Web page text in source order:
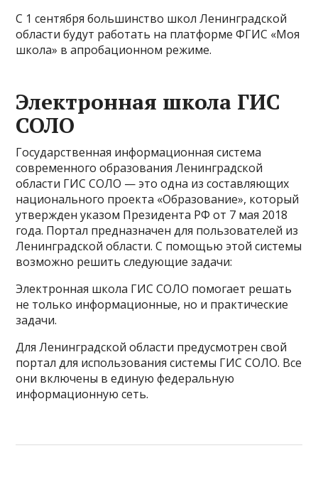
С 1 сентября большинство школ Ленинградской
области будут работать на платформе ФГИС «Моя
школа» в апробационном режиме.
Электронная школа ГИС
СОЛО
Государственная информационная система
современного образования Ленинградской
области ГИС СОЛО — это одна из составляющих
национального проекта «Образование», который
утвержден указом Президента РФ от 7 мая 2018
года. Портал предназначен для пользователей из
Ленинградской области. С помощью этой системы
возможно решить следующие задачи:
Электронная школа ГИС СОЛО помогает решать
не только информационные, но и практические
задачи.
Для Ленинградской области предусмотрен свой
портал для использования системы ГИС СОЛО. Все
они включены в единую федеральную
информационную сеть.